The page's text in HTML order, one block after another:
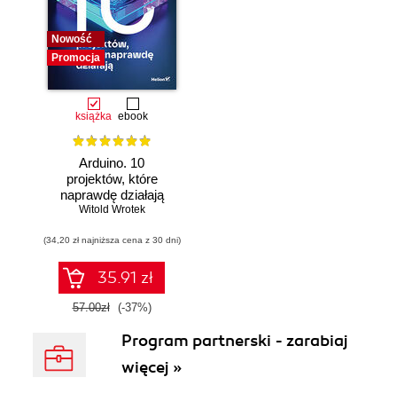
Nowość
Promocja
książka ebook
Arduino. 10
projektów, które
naprawdę działają
Witold Wrotek
(34,20 zł najniższa cena z 30 dni)
35.91 zł
57.00zł (-37%)
Program partnerski - zarabiaj
więcej »